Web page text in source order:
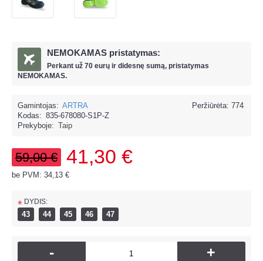
NEMOKAMAS pristatymas:
Perkant už 70 eurų ir didesnę sumą, pristatymas
NEMOKAMAS.
Peržiūrėta: 774
Gamintojas: ARTRA
Kodas: 835-678080-S1P-Z
Prekyboje: Taip
59,00 € 41,30 €
be PVM: 34,13 €
* DYDIS:
43 44 45 46 47
- +